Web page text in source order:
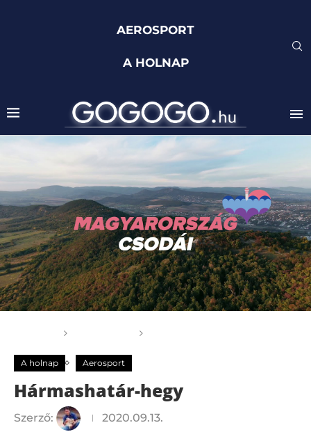
AEROSPORT
A HOLNAP
A holnap Aerosport
Hármashatár-hegy
Szerző: 2020.09.13.